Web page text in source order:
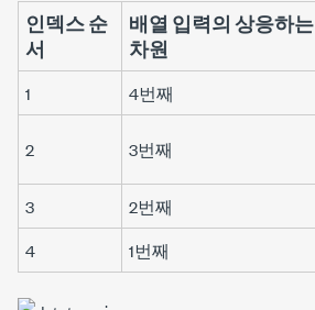
인덱스순
서
배열 입력의 상응하는
차원
1 4번째
2 3번째
3
2번째
4
1번째